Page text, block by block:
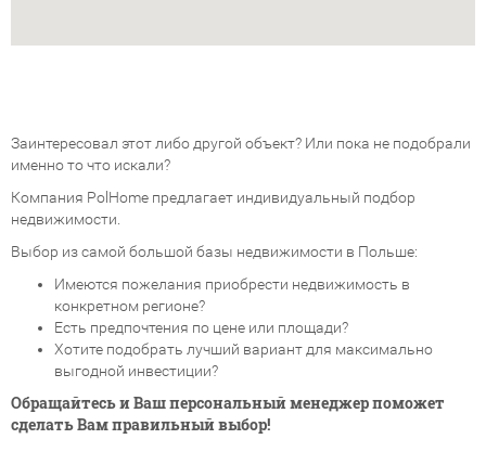
Заинтересовал этот либо другой объект? Или пока не подобрали
именно то что искали?
Компания PolHome предлагает индивидуальный подбор
недвижимости.
Выбор из самой большой базы недвижимости в Польше:
Имеются пожелания приобрести недвижимость в
конкретном регионе?
Есть предпочтения по цене или площади?
Хотите подобрать лучший вариант для максимально
выгодной инвестиции?
Обращайтесь и Ваш персональный менеджер поможет
сделать Вам правильный выбор!